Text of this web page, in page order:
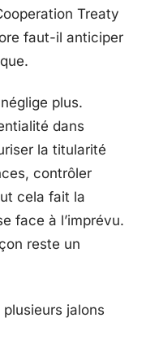
Treaty
faut-il anticiper
plus.
dans
la titularité
contrôler
cela fait la
face à l’imprévu.
reste un
jalons